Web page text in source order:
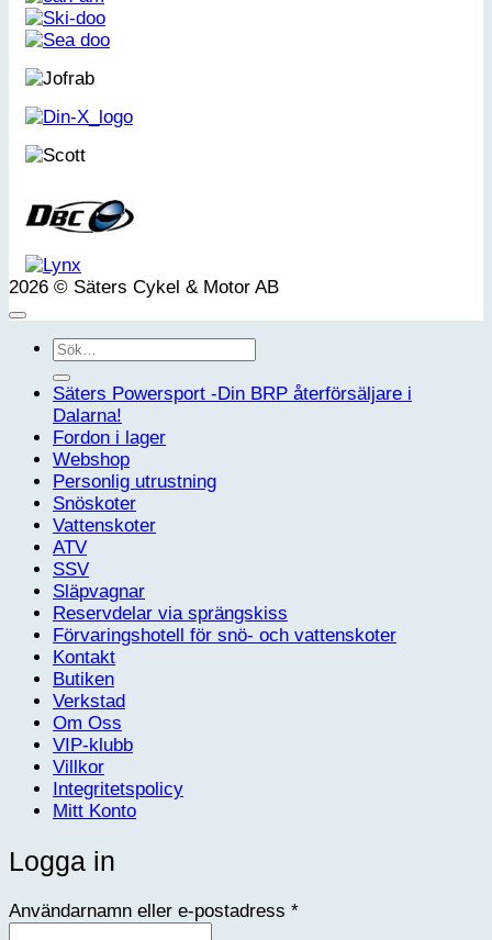
2026 © Säters Cykel & Motor AB
Sök
efter:
Säters Powersport -Din BRP återförsäljare i
Dalarna!
Fordon i lager
Webshop
Personlig utrustning
Snöskoter
Vattenskoter
ATV
SSV
Släpvagnar
Reservdelar via sprängskiss
Förvaringshotell för snö- och vattenskoter
Kontakt
Butiken
Verkstad
Om Oss
VIP-klubb
Villkor
Integritetspolicy
Mitt Konto
Logga in
Användarnamn eller e-postadress *Obligatoriskt